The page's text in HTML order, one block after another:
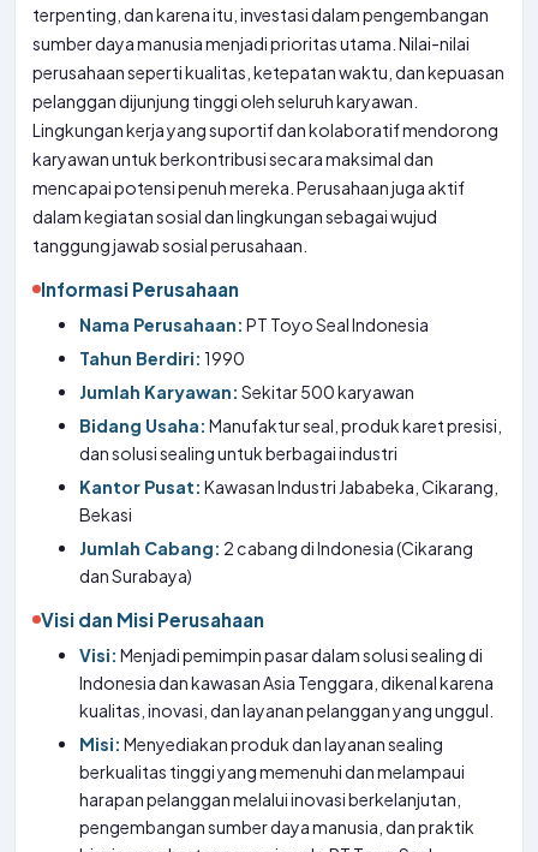
terpenting, dan karena itu, investasi dalam pengembangan
sumber daya manusia menjadi prioritas utama. Nilai-nilai
perusahaan seperti kualitas, ketepatan waktu, dan kepuasan
pelanggan dijunjung tinggi oleh seluruh karyawan.
Lingkungan kerja yang suportif dan kolaboratif mendorong
karyawan untuk berkontribusi secara maksimal dan
mencapai potensi penuh mereka. Perusahaan juga aktif
dalam kegiatan sosial dan lingkungan sebagai wujud
tanggung jawab sosial perusahaan.
Informasi Perusahaan
Nama Perusahaan: PT Toyo Seal Indonesia
Tahun Berdiri: 1990
Jumlah Karyawan: Sekitar 500 karyawan
Bidang Usaha: Manufaktur seal, produk karet presisi,
dan solusi sealing untuk berbagai industri
Kantor Pusat: Kawasan Industri Jababeka, Cikarang,
Bekasi
Jumlah Cabang: 2 cabang di Indonesia (Cikarang
dan Surabaya)
Visi dan Misi Perusahaan
Visi: Menjadi pemimpin pasar dalam solusi sealing di
Indonesia dan kawasan Asia Tenggara, dikenal karena
kualitas, inovasi, dan layanan pelanggan yang unggul.
Misi: Menyediakan produk dan layanan sealing
berkualitas tinggi yang memenuhi dan melampaui
harapan pelanggan melalui inovasi berkelanjutan,
pengembangan sumber daya manusia, dan praktik